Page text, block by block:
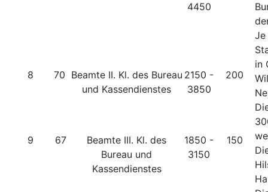
4450
Je
in
8 70 Beamte II. Kl. des Bureau
und Kassendienstes
2150 -
3850
200
9 67
Beamte III. Kl. des
Bureau und
Kassendienstes
1850 -
3150
150